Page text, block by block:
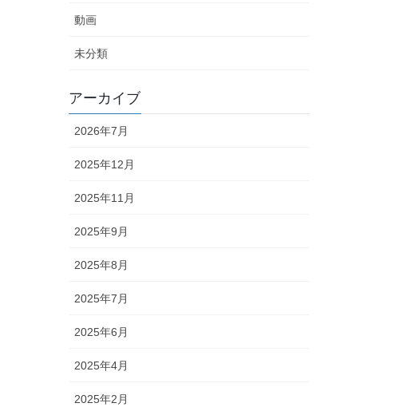
動画
未分類
アーカイブ
2026年7月
2025年12月
2025年11月
2025年9月
2025年8月
2025年7月
2025年6月
2025年4月
2025年2月